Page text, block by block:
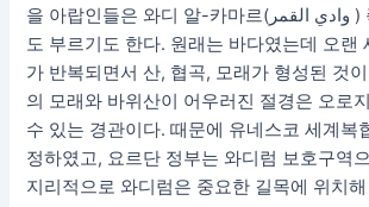
을 아랍인들은 와디 알-카마르(وادي القمر‎ ) 즉 달의 계곡으로
도 부르기도 한다. 원래는 바다였는데 오랜
가 반복되면서 산, 협곡, 모래가 형성된 것
의 모래와 바위산이 어우러진 절경은 오로
수 있는 경관이다. 때문에 유네스코 세계복
정하였고, 요르단 정부는 와디럼 보호구역
지리적으로 와디럼은 중요한 길목에 위치